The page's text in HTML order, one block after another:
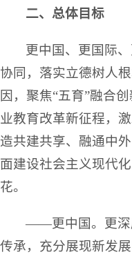
二、总体目标
更中国、更国际
协同，落实立德树人
因，聚焦“五育”融合
业教育改革新征程，
造共建共享、融通中
面建设社会主义现代
花。
——更中国。更深
传承，充分展现新发